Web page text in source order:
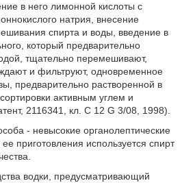
в него лимонной кислоты с
натрия, внесение
спирта и воды, введение в
который предварительно
тщательно перемешивают,
и фильтруют, одновременное
предварительно растворенной в
активным углем и
2116341, кл. C 12 G 3/08, 1998).
- невысокие органолептические
приготовления используется спирт
водки, предусматривающий